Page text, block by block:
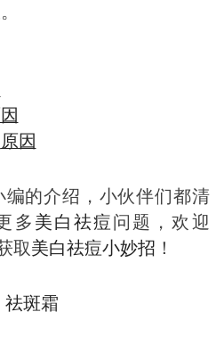
原因
编的介绍，小伙伴们都清
多 美白 祛痘问题，欢迎
取美白祛痘小妙招 ！